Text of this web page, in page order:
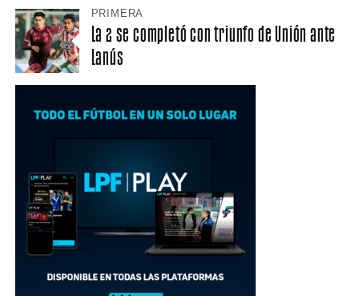
PRIMERA
La 2 se completó con triunfo de Unión ante
Lanús